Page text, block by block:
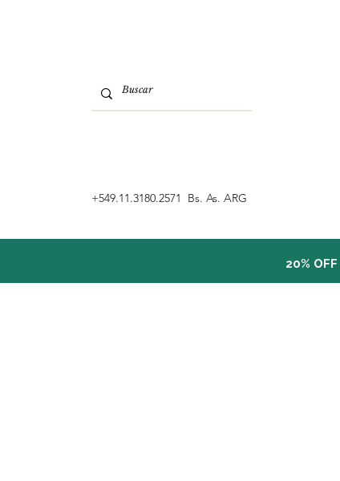
‭+549.11.3180.2571 Bs. As. ARG
20% OFF